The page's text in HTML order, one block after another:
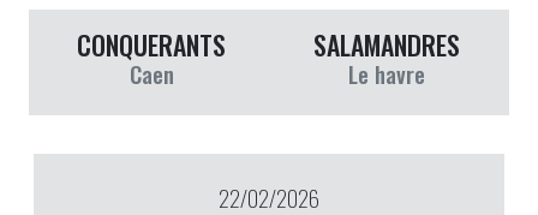
CONQUERANTS
Caen
SALAMANDRES
Le havre
22/02/2026